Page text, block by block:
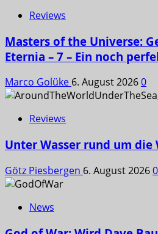
Reviews
Masters of the Universe:
Eternia – 7 – Ein noch
Marco Golüke 6. August 20260
Reviews
Unter Wasser rund um die
Götz Piesbergen 6. August 20260
News